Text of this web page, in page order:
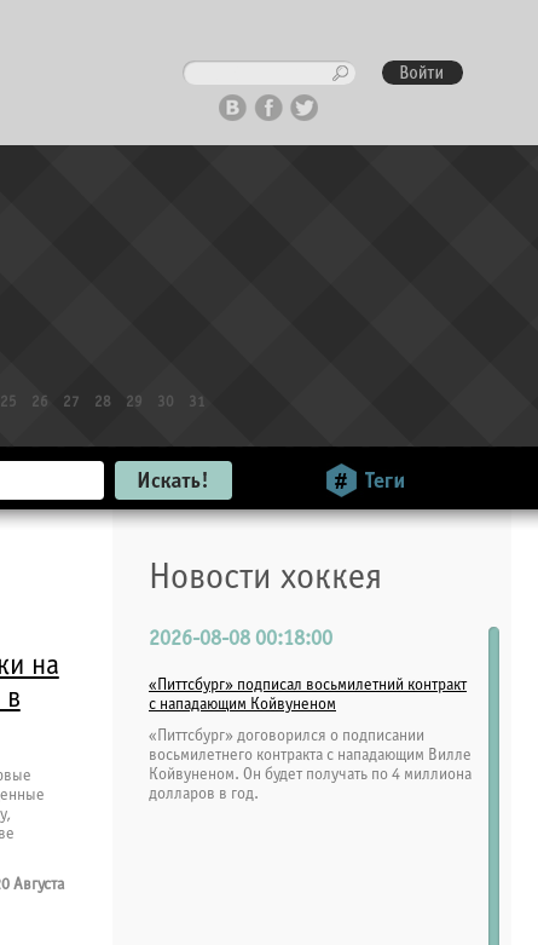
25 26 27 28 29 30 31
Новости хоккея
на
в
Августа
2026-08-08 00:18:00
«Питтсбург» подписал восьмилетний контракт
с нападающим Койвуненом
«Питтсбург» договорился о подписании
восьмилетнего контракта с нападающим Вилле
Койвуненом. Он будет получать по 4 миллиона
долларов в год.